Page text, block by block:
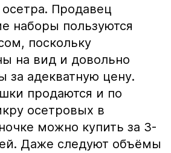
Продавец
наборы пользуются
поскольку
на вид и довольно
за адекватную цену.
продаются и по
осетровых в
можно купить за 3-
Даже следуют объёмы